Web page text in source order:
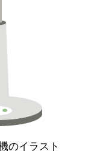
のイラスト